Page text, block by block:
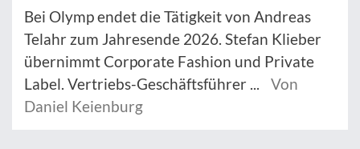
Bei Olymp endet die Tätigkeit von Andreas
Telahr zum Jahresende 2026. Stefan Klieber
übernimmt Corporate Fashion und Private
Label. Vertriebs-Geschäftsführer ...
Von
Daniel Keienburg